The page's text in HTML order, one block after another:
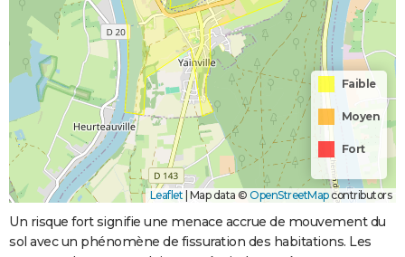
Faible
Moyen
Fort
Leaflet | Map data © OpenStreetMapcontributors
Un risque fort signifie une menace accrue de mouvement du
sol avec un phénomène de fissuration des habitations. Les